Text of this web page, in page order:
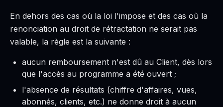
En dehors des cas où la loi l'impose et des cas où la
renonciation au droit de rétractation ne serait pas
valable, la règle est la suivante :
aucun remboursement n'est dû au Client, dès lors
que l'accès au programme a été ouvert ;
l'absence de résultats (chiffre d'affaires, vues,
abonnés, clients, etc.) ne donne droit à aucun